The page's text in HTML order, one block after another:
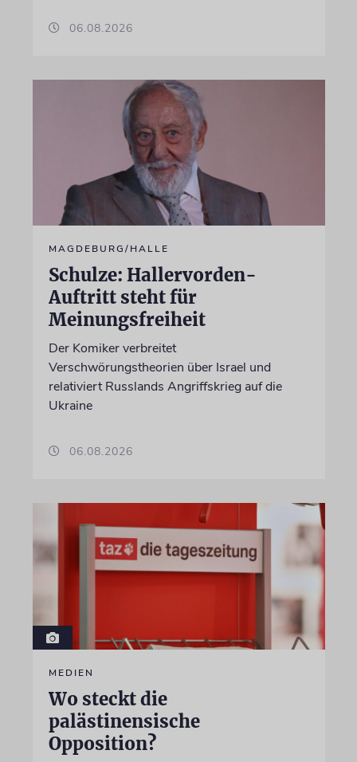
06.08.2026
MAGDEBURG/HALLE
Schulze: Hallervorden-
Auftritt steht für
Meinungsfreiheit
Der Komiker verbreitet
Verschwörungstheorien über Israel und
relativiert Russlands Angriffskrieg auf die
Ukraine
06.08.2026
MEDIEN
Wo steckt die
palästinensische
Opposition?